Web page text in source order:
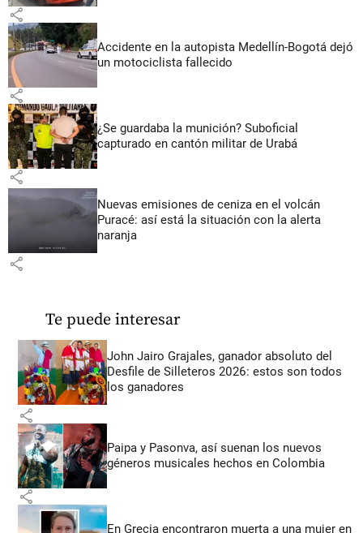
share
Accidente en la autopista Medellín-Bogotá dejó
un motociclista fallecido
share
¿Se guardaba la munición? Suboficial
capturado en cantón militar de Urabá
share
Nuevas emisiones de ceniza en el volcán
Puracé: así está la situación con la alerta
naranja
share
Te puede interesar
John Jairo Grajales, ganador absoluto del
Desfile de Silleteros 2026: estos son todos
los ganadores
share
Paipa y Pasonva, así suenan los nuevos
géneros musicales hechos en Colombia
share
En Grecia encontraron muerta a una mujer en